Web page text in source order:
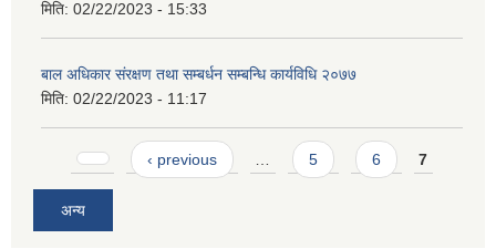
मिति: 02/22/2023 - 15:33
बाल अधिकार संरक्षण तथा सम्बर्धन सम्बन्धि कार्यविधि २०७७
मिति: 02/22/2023 - 11:17
Pages ‹ previous 5 6 7
अन्य